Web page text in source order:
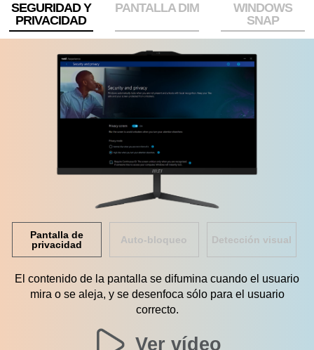
SEGURIDAD Y
PRIVACIDAD
PANTALLA DIM
WINDOWS
SNAP
Pantalla de
privacidad
Auto-bloqueo Detección visual
El contenido de la pantalla se difumina cuando el usuario
mira o se aleja, y se desenfoca sólo para el usuario
correcto.
Ver vídeo